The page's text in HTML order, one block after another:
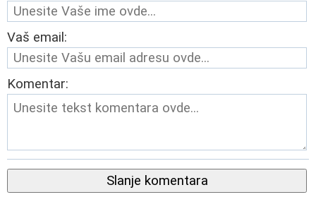
Vaš email:
Komentar:
Slanje komentara